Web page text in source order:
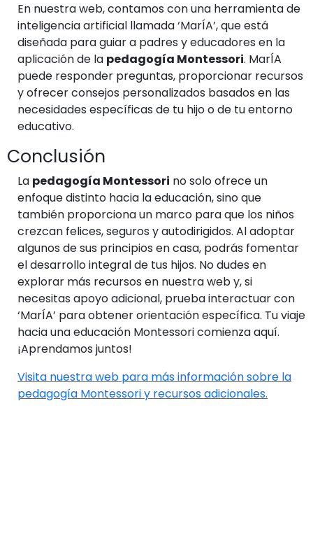
En nuestra web, contamos con una herramienta de
inteligencia artificial llamada ‘MarÍA’, que está
diseñada para guiar a padres y educadores en la
aplicación de la pedagogía Montessori. MarÍA
puede responder preguntas, proporcionar recursos
y ofrecer consejos personalizados basados en las
necesidades específicas de tu hijo o de tu entorno
educativo.
Conclusión
La pedagogía Montessori no solo ofrece un
enfoque distinto hacia la educación, sino que
también proporciona un marco para que los niños
crezcan felices, seguros y autodirigidos. Al adoptar
algunos de sus principios en casa, podrás fomentar
el desarrollo integral de tus hijos. No dudes en
explorar más recursos en nuestra web y, si
necesitas apoyo adicional, prueba interactuar con
‘MarÍA’ para obtener orientación específica. Tu viaje
hacia una educación Montessori comienza aquí.
¡Aprendamos juntos!
Visita nuestra web para más información sobre la
pedagogía Montessori y recursos adicionales.